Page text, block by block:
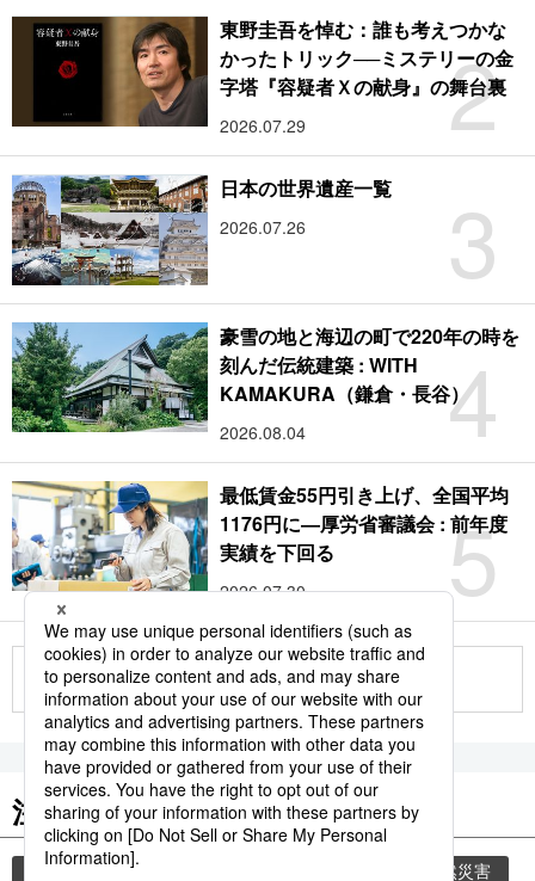
2
東野圭吾を悼む：誰も考えつかな
かったトリック──ミステリーの金
字塔『容疑者Ｘの献身』の舞台裏
2026.07.29
3
日本の世界遺産一覧
2026.07.26
4
豪雪の地と海辺の町で220年の時を
刻んだ伝統建築 : WITH
KAMAKURA（鎌倉・長谷）
2026.08.04
5
最低賃金55円引き上げ、全国平均
1176円に―厚労省審議会 : 前年度
実績を下回る
2026.07.30
もっと見る
注目のキーワード
共同通信ニュース 自然災害